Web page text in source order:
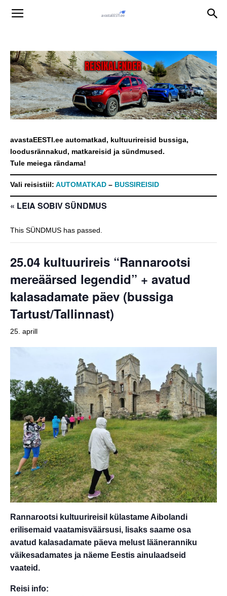
avastaEESTI.ee automatkad, kultuurireisid bussiga,
loodusrännakud, matkareisid ja sündmused.
Tule meiega rändama!
Vali reisistiil: AUTOMATKAD – BUSSIREISID
« LEIA SOBIV SÜNDMUS
This SÜNDMUS has passed.
25.04 kultuurireis “Rannarootsi
mereäärsed legendid” + avatud
kalasadamate päev (bussiga
Tartust/Tallinnast)
25. aprill
Rannarootsi kultuurireisil külastame Aibolandi
erilisemaid vaatamisväärsusi, lisaks saame osa
avatud kalasadamate päeva melust lääneranniku
väikesadamates ja näeme Eestis ainulaadseid
vaateid.
Reisi info: